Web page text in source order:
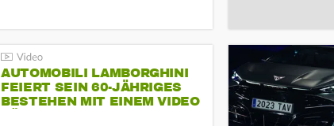
AUTOMOBILI LAMBORGHINI
FEIERT SEIN 60-JÄHRIGES
BESTEHEN MIT EINEM VIDEO